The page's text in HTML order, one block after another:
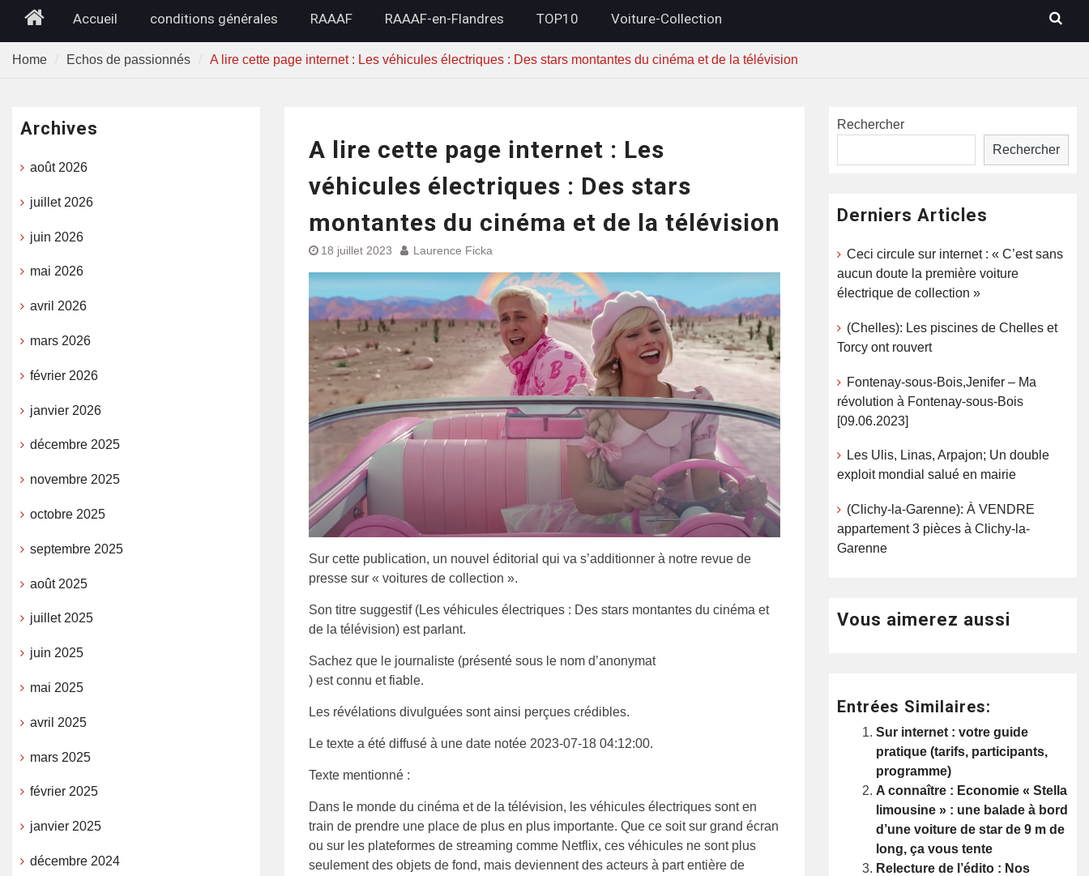
HomeAccueil conditions générales RAAAF RAAAF-en-Flandres TOP10 Voiture-Collection
Home Echos de passionnés A lire cette page internet : Les véhicules électriques : Des stars montantes du cinéma et de la télévision
A lire cette page internet : Les
véhicules électriques : Des stars
montantes du cinéma et de la télévision
18 juillet 2023 Laurence Ficka
Sur cette publication, un nouvel éditorial qui va s’additionner à notre revue de
presse sur « voitures de collection ».
Son titre suggestif (Les véhicules électriques : Des stars montantes du cinéma et
de la télévision) est parlant.
Sachez que le journaliste (présenté sous le nom d’anonymat
) est connu et fiable.
Les révélations divulguées sont ainsi perçues crédibles.
Le texte a été diffusé à une date notée 2023-07-18 04:12:00.
Texte mentionné :
Dans le monde du cinéma et de la télévision, les véhicules électriques sont en
train de prendre une place de plus en plus importante. Que ce soit sur grand écran
ou sur les plateformes de streaming comme Netflix, ces véhicules ne sont plus
seulement des objets de fond, mais deviennent des acteurs à part entière de
Rechercher
Rechercher
Derniers Articles
Ceci circule sur internet : « C’est sans
aucun doute la première voiture
électrique de collection »
(Chelles): Les piscines de Chelles et
Torcy ont rouvert
Fontenay-sous-Bois,Jenifer – Ma
révolution à Fontenay-sous-Bois
[09.06.2023]
Les Ulis, Linas, Arpajon; Un double
exploit mondial salué en mairie
(Clichy-la-Garenne): À VENDRE
appartement 3 pièces à Clichy-la-
Garenne
Vous aimerez aussi
Entrées Similaires:
Sur internet : votre guide
pratique (tarifs, participants,
programme)
A connaître : Economie « Stella
limousine » : une balade à bord
d’une voiture de star de 9 m de
long, ça vous tente
Relecture de l’édito : Nos
Archives
août 2026
juillet 2026
juin 2026
mai 2026
avril 2026
mars 2026
février 2026
janvier 2026
décembre 2025
novembre 2025
octobre 2025
septembre 2025
août 2025
juillet 2025
juin 2025
mai 2025
avril 2025
mars 2025
février 2025
janvier 2025
décembre 2024